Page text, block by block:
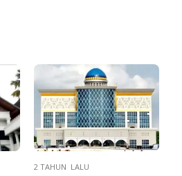
2 TAHUN LALU